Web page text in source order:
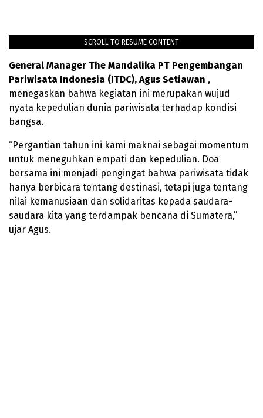
SCROLL TO RESUME CONTENT
General Manager The Mandalika PT Pengembangan
Pariwisata Indonesia (ITDC), Agus Setiawan ,
menegaskan bahwa kegiatan ini merupakan wujud
nyata kepedulian dunia pariwisata terhadap kondisi
bangsa.
“Pergantian tahun ini kami maknai sebagai momentum
untuk meneguhkan empati dan kepedulian. Doa
bersama ini menjadi pengingat bahwa pariwisata tidak
hanya berbicara tentang destinasi, tetapi juga tentang
nilai kemanusiaan dan solidaritas kepada saudara-
saudara kita yang terdampak bencana di Sumatera,”
ujar Agus.